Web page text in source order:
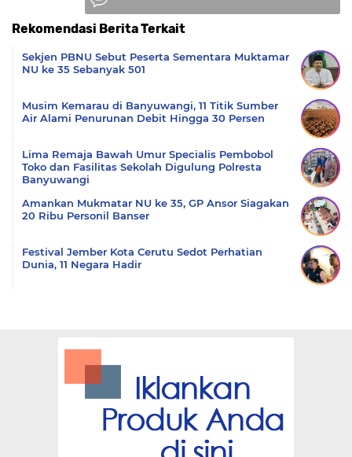
Rekomendasi Berita Terkait
Sekjen PBNU Sebut Peserta Sementara Muktamar
NU ke 35 Sebanyak 501
Musim Kemarau di Banyuwangi, 11 Titik Sumber
Air Alami Penurunan Debit Hingga 30 Persen
Lima Remaja Bawah Umur Specialis Pembobol
Toko dan Fasilitas Sekolah Digulung Polresta
Banyuwangi
Amankan Mukmatar NU ke 35, GP Ansor Siagakan
20 Ribu Personil Banser
Festival Jember Kota Cerutu Sedot Perhatian
Dunia, 11 Negara Hadir